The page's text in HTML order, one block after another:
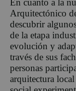
En cuanto a la
Arquitectónico
descubrir
de la etapa
evolución y
través de sus
personas
arquitectura